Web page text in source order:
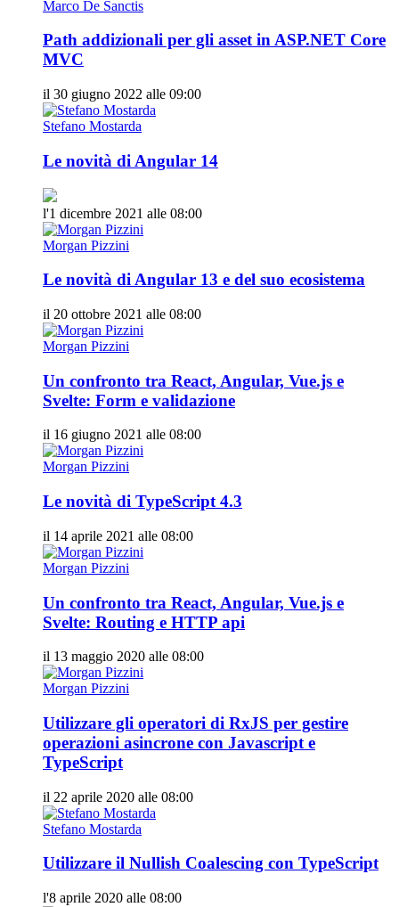
Marco De Sanctis
Path addizionali per gli asset in ASP.NET Core
MVC
il 30 giugno 2022 alle 09:00
Stefano Mostarda
Le novità di Angular 14
l'1 dicembre 2021 alle 08:00
Morgan Pizzini
Le novità di Angular 13 e del suo ecosistema
il 20 ottobre 2021 alle 08:00
Morgan Pizzini
Un confronto tra React, Angular, Vue.js e
Svelte: Form e validazione
il 16 giugno 2021 alle 08:00
Morgan Pizzini
Le novità di TypeScript 4.3
il 14 aprile 2021 alle 08:00
Morgan Pizzini
Un confronto tra React, Angular, Vue.js e
Svelte: Routing e HTTP api
il 13 maggio 2020 alle 08:00
Morgan Pizzini
Utilizzare gli operatori di RxJS per gestire
operazioni asincrone con Javascript e
TypeScript
il 22 aprile 2020 alle 08:00
Stefano Mostarda
Utilizzare il Nullish Coalescing con TypeScript
l'8 aprile 2020 alle 08:00